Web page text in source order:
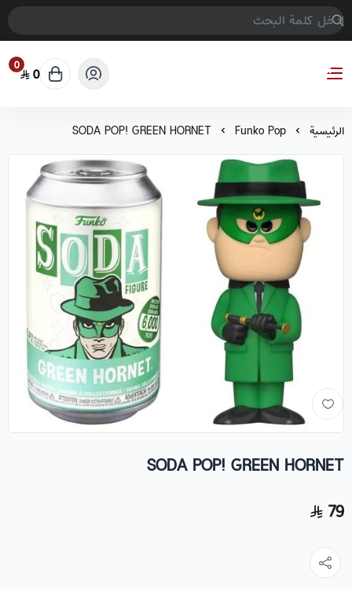
COMPTER GAMES
0 0
الرئيسية Funko Pop
SODA POP! GREEN HORNET
SODA POP! GREEN HORNET
79